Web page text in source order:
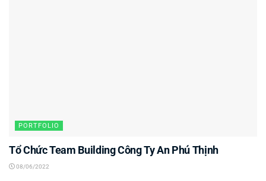
PORTFOLIO
Tổ Chức Team Building Công Ty An Phú Thịnh
08/06/2022